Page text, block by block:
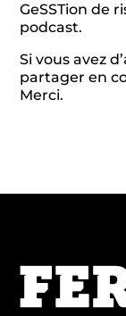
GeSSTion de
podcast.
Si vous avez
partager en
Merci.